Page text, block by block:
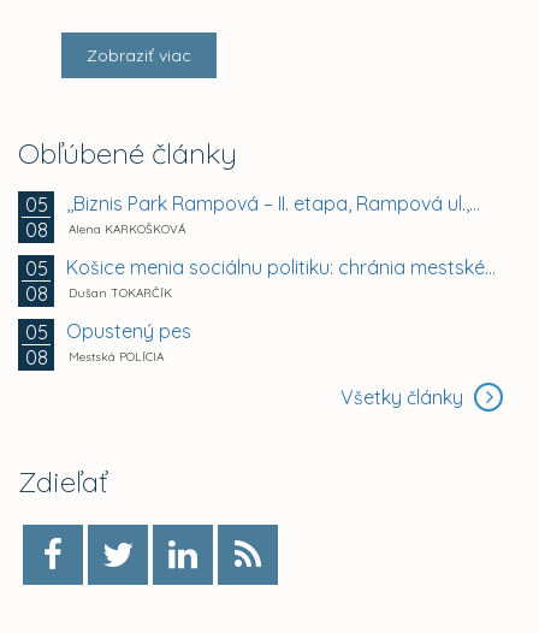
Zobraziť viac
Obľúbené články
05
08
,,Biznis Park Rampová – II. etapa, Rampová ul.,...
Alena KARKOŠKOVÁ
05
08
Košice menia sociálnu politiku: chránia mestské byty...
Dušan TOKARČÍK
05
08
Opustený pes
Mestská POLÍCIA
Všetky články
Zdieľať